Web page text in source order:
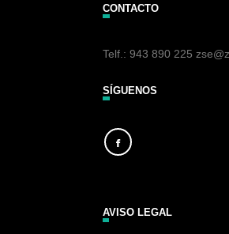
CONTACTO
Telf.: 943 890 225
SÍGUENOS
AVISO LEGAL